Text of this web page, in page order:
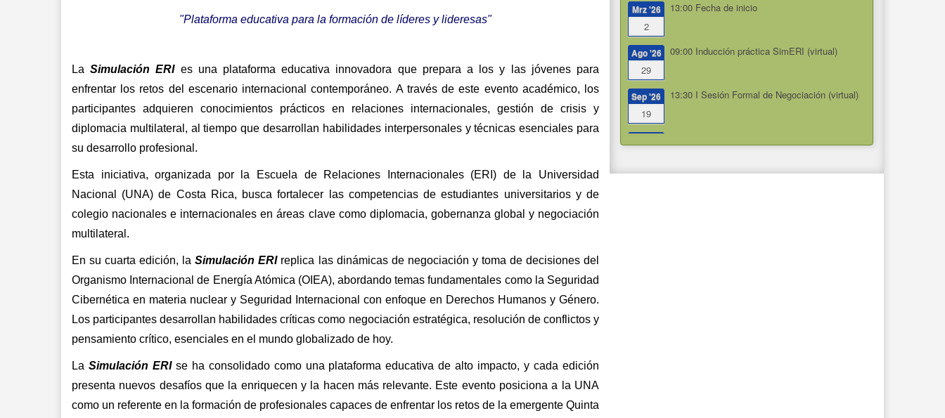
"Plataforma educativa para la formación de líderes y lideresas"
La Simulación ERI es una plataforma educativa innovadora que prepara a los y las jóvenes para
enfrentar los retos del escenario internacional contemporáneo. A través de este evento académico, los
participantes adquieren conocimientos prácticos en relaciones internacionales, gestión de crisis y
diplomacia multilateral, al tiempo que desarrollan habilidades interpersonales y técnicas esenciales para
su desarrollo profesional.
Esta iniciativa, organizada por la Escuela de Relaciones Internacionales (ERI) de la Universidad
Nacional (UNA) de Costa Rica, busca fortalecer las competencias de estudiantes universitarios y de
colegio nacionales e internacionales en áreas clave como diplomacia, gobernanza global y negociación
multilateral.
En su cuarta edición, la Simulación ERI replica las dinámicas de negociación y toma de decisiones del
Organismo Internacional de Energía Atómica (OIEA), abordando temas fundamentales como la Seguridad
Cibernética en materia nuclear y Seguridad Internacional con enfoque en Derechos Humanos y Género.
Los participantes desarrollan habilidades críticas como negociación estratégica, resolución de conflictos y
pensamiento crítico, esenciales en el mundo globalizado de hoy.
La Simulación ERI se ha consolidado como una plataforma educativa de alto impacto, y cada edición
presenta nuevos desafíos que la enriquecen y la hacen más relevante. Este evento posiciona a la UNA
como un referente en la formación de profesionales capaces de enfrentar los retos de la emergente Quinta
Mrz '26
2
13:00 Fecha de inicio
Ago '26
29
09:00 Inducción práctica SimERI (virtual)
Sep '26
19
13:30 I Sesión Formal de Negociación (virtual)